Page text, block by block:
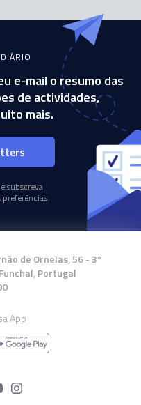
e-mail o resumo das
de actividades,
mais.
subscreva
de Ornelas, 56 - 3º
Portugal
App